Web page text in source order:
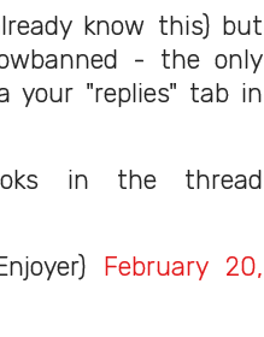
know this) but
- the only
your "replies" tab in
in the thread
February 20,